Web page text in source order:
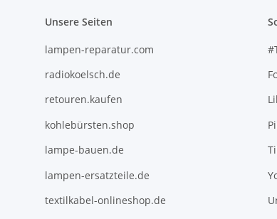
Unsere Seiten
lampen-reparatur.com
radiokoelsch.de
retouren.kaufen
kohlebürsten.shop
lampe-bauen.de
lampen-ersatzteile.de
textilkabel-onlineshop.de